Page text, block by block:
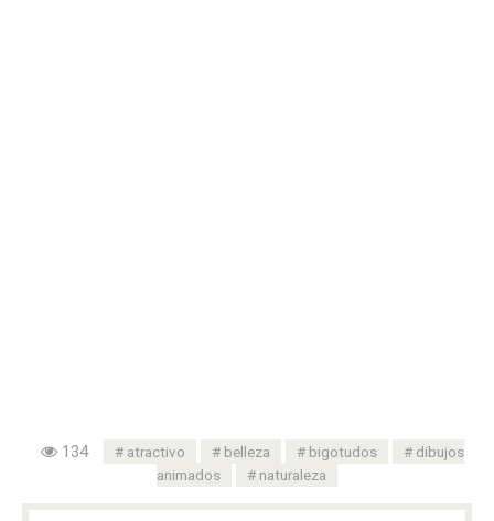
134 atractivo belleza bigotudos
dibujos
animados
naturaleza